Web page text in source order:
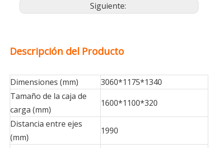
Siguiente:
Descripción del Producto
Dimensiones (mm)
3060*1175*1340
Tamaño de la caja de
carga (mm)
1600*1100*320
Distancia entre ejes
(mm)
1990